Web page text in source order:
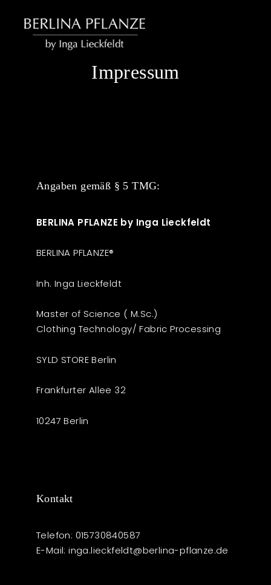
Impressum
Angaben gemäß § 5 TMG:
BERLINA PFLANZE by Inga Lieckfeldt
BERLINA PFLANZE®
Inh. Inga Lieckfeldt
Master of Science ( M.Sc.)
Clothing Technology/ Fabric Processing
SYLD STORE Berlin
Frankfurter Allee 32
10247 Berlin
Kontakt
Telefon: 015730840587
E-Mail: inga.lieckfeldt@berlina-pflanze.de